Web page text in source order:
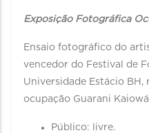
Exposição Fotográfica
Ensaio fotográfico do
vencedor do Festival de
Universidade Estácio
ocupação Guarani
Público: livre.